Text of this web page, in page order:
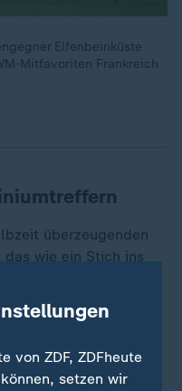
Elfenbeinküste
Mitfavoriten Frankreich
überzeugenden
wie ein Stich ins
die schon den
in Beschlag
die
Staaten
von ZDF, ZDFheute
setzen wir